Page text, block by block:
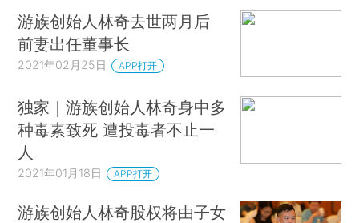
游族创始人林奇去世两月后
前妻出任董事长
2021年02月25日 APP打开
独家｜游族创始人林奇身中多
种毒素致死 遭投毒者不止一
人
2021年01月18日 APP打开
游族创始人林奇股权将由子女